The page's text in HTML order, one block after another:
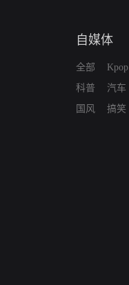
自媒体
全部
科普
国风
Kpop
汽车
搞笑